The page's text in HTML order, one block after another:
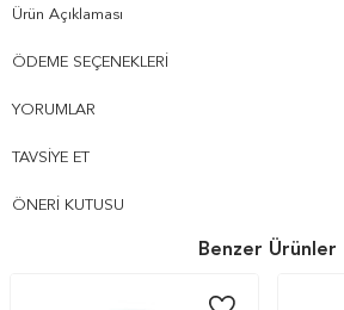
Ürün Açıklaması
ÖDEME SEÇENEKLERI
YORUMLAR
TAVSIYE ET
ÖNERI KUTUSU
Benzer Ürünler